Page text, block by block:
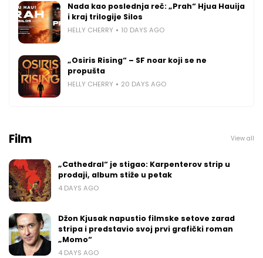
Nada kao poslednja reč: „Prah“ Hjua Hauija
i kraj trilogije Silos
HELLY CHERRY 10 DAYS AGO
„Osiris Rising“ – SF noar koji se ne
propušta
HELLY CHERRY 20 DAYS AGO
Film View all
„Cathedral“ je stigao: Karpenterov strip u
prodaji, album stiže u petak
4 DAYS AGO
Džon Kjusak napustio filmske setove zarad
stripa i predstavio svoj prvi grafički roman
„Momo“
4 DAYS AGO